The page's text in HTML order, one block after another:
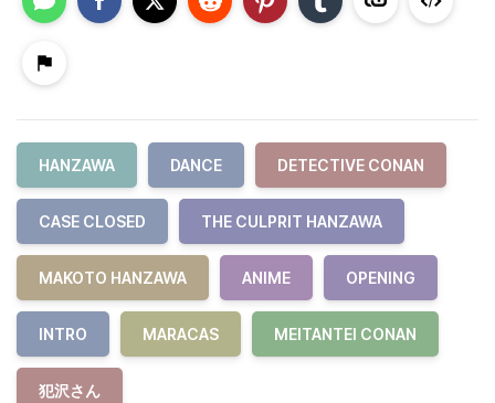
HANZAWA DANCE DETECTIVE CONAN
CASE CLOSED THE CULPRIT HANZAWA
MAKOTO HANZAWA ANIME OPENING
INTRO MARACAS MEITANTEI CONAN
犯沢さん